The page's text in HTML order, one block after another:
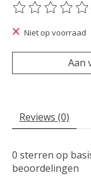
De beoordeling
Niet op voorraad
Aan
Reviews (0)
0 sterren op
beoordelingen